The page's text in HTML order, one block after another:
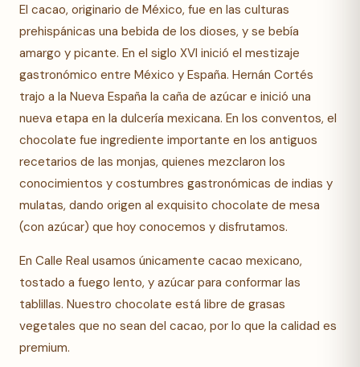
El cacao, originario de México, fue en las culturas
prehispánicas una bebida de los dioses, y se bebía
amargo y picante. En el siglo XVI inició el mestizaje
gastronómico entre México y España. Hernán Cortés
trajo a la Nueva España la caña de azúcar e inició una
nueva etapa en la dulcería mexicana. En los conventos, el
chocolate fue ingrediente importante en los antiguos
recetarios de las monjas, quienes mezclaron los
conocimientos y costumbres gastronómicas de indias y
mulatas, dando origen al exquisito chocolate de mesa
(con azúcar) que hoy conocemos y disfrutamos.
En Calle Real usamos únicamente cacao mexicano,
tostado a fuego lento, y azúcar para conformar las
tablillas. Nuestro chocolate está libre de grasas
vegetales que no sean del cacao, por lo que la calidad es
premium.